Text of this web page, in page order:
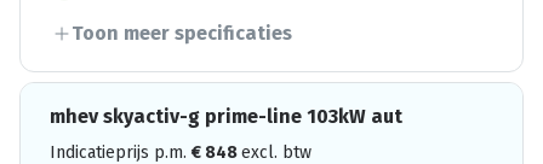
Toon meer specificaties
mhev skyactiv-g prime-line 103kW aut
Indicatieprijs p.m. € 848excl. btw